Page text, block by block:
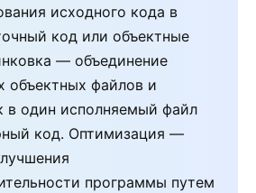
исходного кода в
код или объектные
— объединение
объектных файлов и
в один исполняемый файл
код. Оптимизация —
программы путем